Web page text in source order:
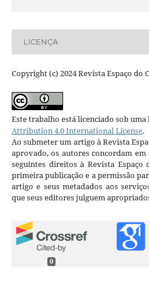
LICENÇA
Copyright (c) 2024 Revista Espaço do
Este trabalho está licenciado sob uma
Attribution 4.0 International License.
Ao submeter um artigo à Revista
aprovado, os autores concordam em
seguintes direitos à Revista
primeira publicação e a permissão
artigo e seus metadados aos
que seus editores julguem
0